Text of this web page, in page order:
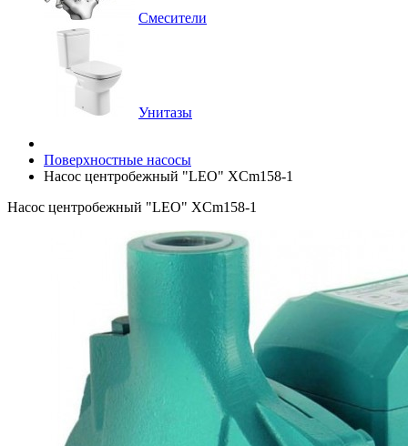
Смесители
Унитазы
Поверхностные насосы
Насос центробежный "LEO" XCm158-1
Насос центробежный "LEO" XCm158-1